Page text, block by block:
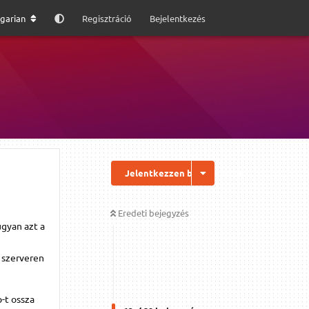
Regisztráció Bejelentkezés
Jelentkezzen be a válaszhoz
Eredeti bejegyzés
azt a
t ossza